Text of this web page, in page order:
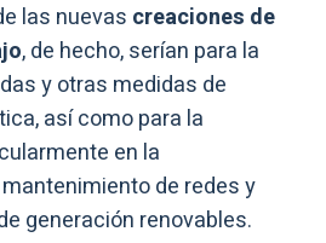
las nuevas creaciones de
, de hecho, serían para la
y otras medidas de
así como para la
en la
de redes y
generación renovables.